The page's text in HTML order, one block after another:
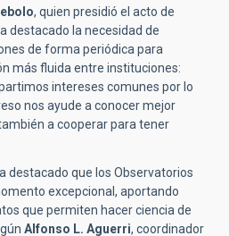
, quien presidió el acto de
destacado la necesidad de
de forma periódica para
más fluida entre instituciones:
intereses comunes por lo
nos ayude a conocer mejor
a cooperar para tener
destacado que los Observatorios
excepcional, aportando
que permiten hacer ciencia de
Alfonso L. Aguerri, coordinador